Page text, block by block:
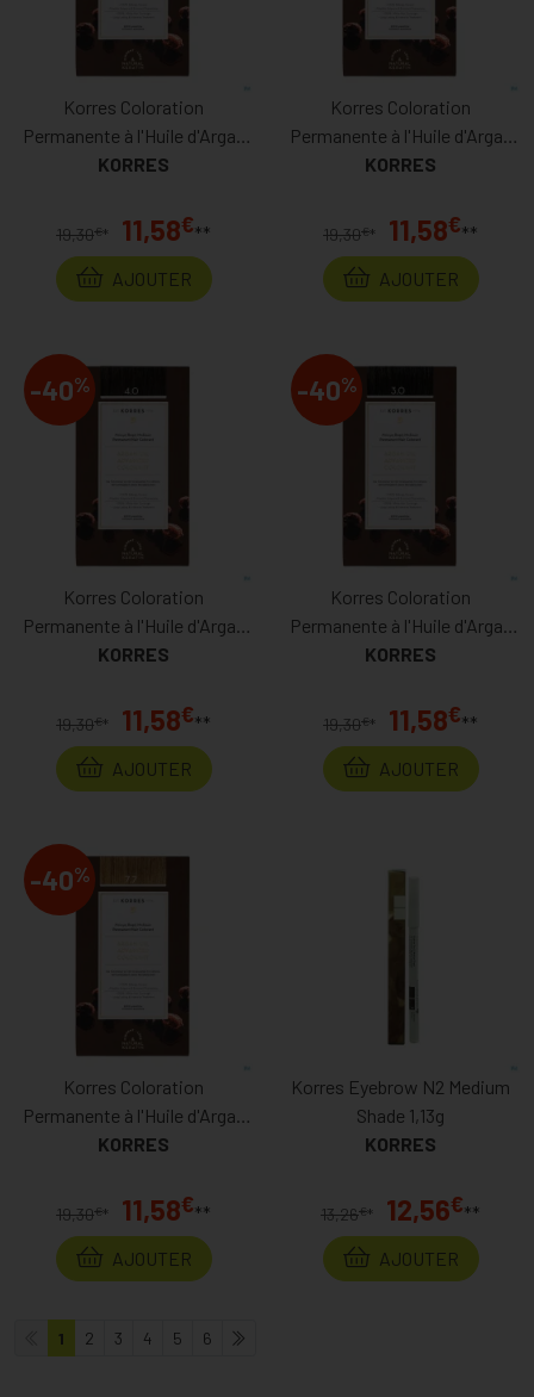
Korres Coloration
Permanente à l'Huile d'Argan
Blond Foncé Cuivré 6.4
KORRES
19,30€* 11,58€**
AJOUTER
Korres Coloration
Permanente à l'Huile d'Argan
Blond Très Clair 9.0
KORRES
19,30€* 11,58€**
AJOUTER
-40%
Korres Coloration
Permanente à l'Huile d'Argan
Chatain 4.0
KORRES
19,30€* 11,58€**
AJOUTER
-40%
Korres Coloration
Permanente à l'Huile d'Argan
Chatain Foncé 3.0
KORRES
19,30€* 11,58€**
AJOUTER
-40%
Korres Coloration
Permanente à l'Huile d'Argan
Moka 7.7
KORRES
19,30€* 11,58€**
AJOUTER
Korres Eyebrow N2 Medium
Shade 1,13g
KORRES
13,26€* 12,56€**
AJOUTER
1 2 3 4 5 6